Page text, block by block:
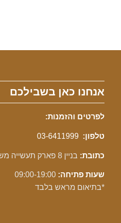
אנחנו כאן בשבילכם
לפרטים והזמנות:
טלפון: 03-6411999
כתובת: בניין 8 פארק תעשייה משמרות
שעות פתיחה:
*בתיאום מראש בלבד